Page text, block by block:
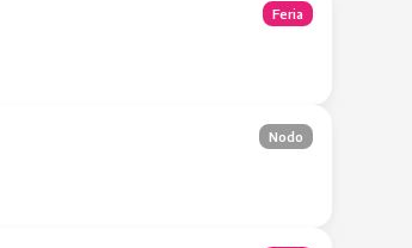
Feria
Nodo